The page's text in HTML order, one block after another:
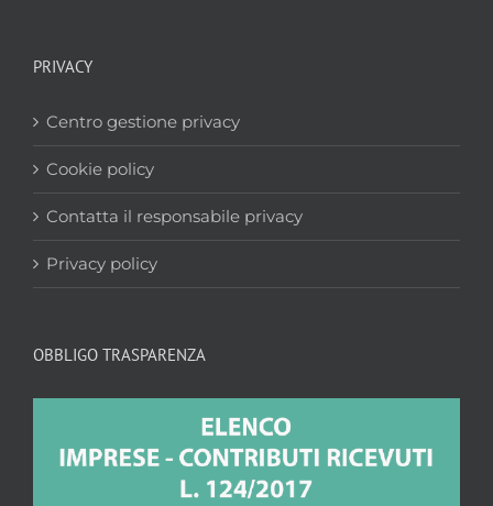
PRIVACY
Centro gestione privacy
Cookie policy
Contatta il responsabile privacy
Privacy policy
OBBLIGO TRASPARENZA